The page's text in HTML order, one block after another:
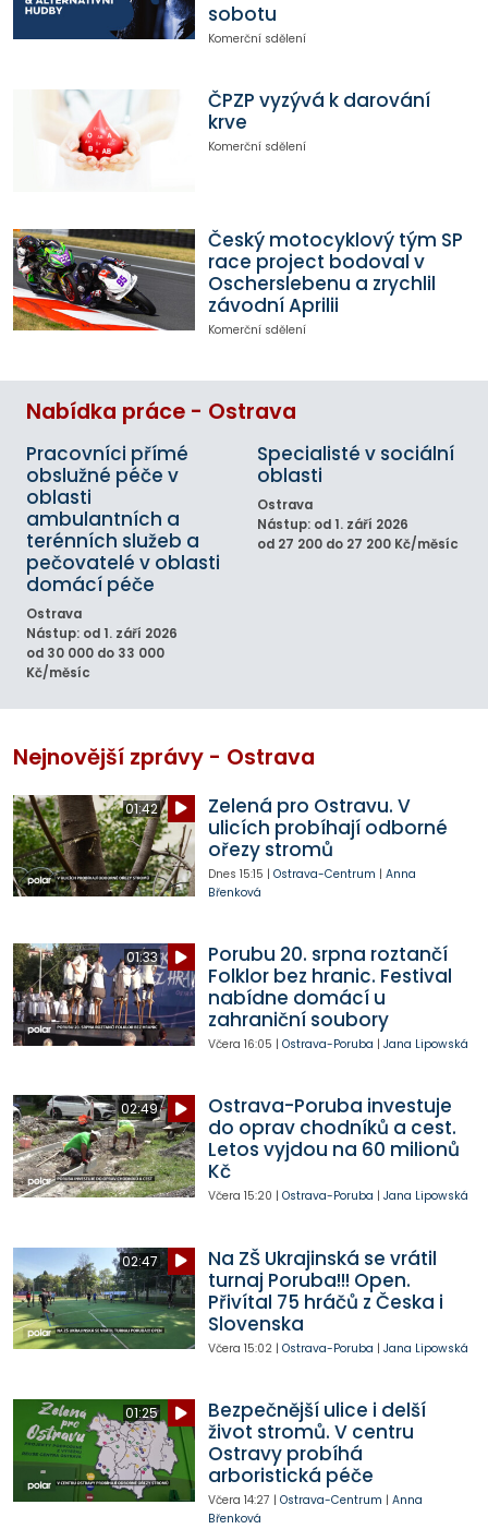
sobotu
Komerční sdělení
ČPZP vyzývá k darování
krve
Komerční sdělení
Český motocyklový tým SP
race project bodoval v
Oscherslebenu a zrychlil
závodní Aprilii
Komerční sdělení
Nabídka práce - Ostrava
Pracovníci přímé
obslužné péče v
oblasti
ambulantních a
terénních služeb a
pečovatelé v oblasti
domácí péče
Ostrava
Nástup: od 1. září 2026
od 30 000 do 33 000
Kč/měsíc
Specialisté v sociální
oblasti
Ostrava
Nástup: od 1. září 2026
od 27 200 do 27 200 Kč/měsíc
Nejnovější zprávy - Ostrava
01:42
Zelená pro Ostravu. V
ulicích probíhají odborné
ořezy stromů
Dnes 15:15 | Ostrava-Centrum | Anna
Břenková
01:33
Porubu 20. srpna roztančí
Folklor bez hranic. Festival
nabídne domácí u
zahraniční soubory
Včera 16:05 | Ostrava-Poruba | Jana Lipowská
02:49
Ostrava-Poruba investuje
do oprav chodníků a cest.
Letos vyjdou na 60 milionů
Kč
Včera 15:20 | Ostrava-Poruba | Jana Lipowská
02:47
Na ZŠ Ukrajinská se vrátil
turnaj Poruba!!! Open.
Přivítal 75 hráčů z Česka i
Slovenska
Včera 15:02| Ostrava-Poruba | Jana Lipowská
01:25
Bezpečnější ulice i delší
život stromů. V centru
Ostravy probíhá
arboristická péče
Včera 14:27 | Ostrava-Centrum | Anna
Břenková